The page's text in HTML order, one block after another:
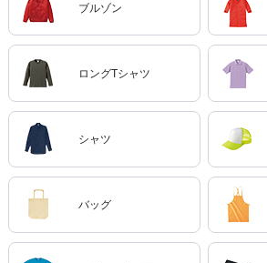
ブルゾン
ロングTシャツ
シャツ
バッグ